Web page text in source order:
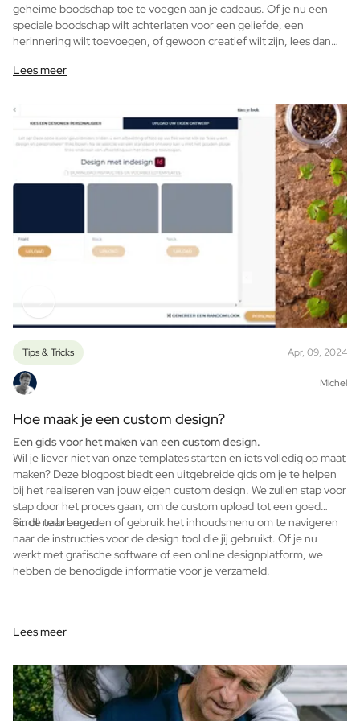
Gepersonaliseerd Bloemenvaasje
Kaders
Geboortekrant Kader
Geboortekrant Puzzel
Gepersonaliseerde AI Fotokader
Gepersonaliseerde AI Boekcover
Olie
Gepersonaliseerde Olijfolie
Gepersonaliseerde Balsamico
Gepersonaliseerde Pikante Saus
Thee en Honing
Koekjestrommel Jules Destrooper
Jules Destrooper Margritte Koekjes
Pakket met Koekjes & Chocolade
Pakket met Waterfles, Koekjes & Chocolade
Verzorging
Gepersonaliseerde Handzeep
Gepersonaliseerd Badzout
Gepersonaliseerde AI Boekcover
Gepersonaliseerde AI Fotokader
Gepersonaliseerde AI Puzzel
Gin Tonic Pakket Groot
Gin Tonic Pakket Mini
Moscow Mule Pakket
Dark 'n Stormy Pakket
Premium Box 2 Mini Flesjes
Bierpakket met 3 flessen
Wijnpakket met 2 Flessen
Pakket met 2 Kaarsen
geheime boodschap toe te voegen aan je cadeaus. Of je nu een
speciale boodschap wilt achterlaten voor een geliefde, een
herinnering wilt toevoegen, of gewoon creatief wilt zijn, lees dan
Lees meer
Tips & Tricks Apr, 09, 2024
Michel
Hoe maak je een custom design?
Een gids voor het maken van een custom design.
Wil je liever niet van onze templates starten en iets volledig op maat
maken? Deze blogpost biedt een uitgebreide gids om je te helpen
bij het realiseren van jouw eigen custom design. We zullen stap voor
stap door het proces gaan, om de custom upload tot een goed
einde te brengen.
Scroll naar beneden of gebruik het inhoudsmenu om te navigeren
naar de instructies voor de design tool die jij gebruikt. Of je nu
werkt met grafische software of een online designplatform, we
hebben de benodigde informatie voor je verzameld.
Lees meer